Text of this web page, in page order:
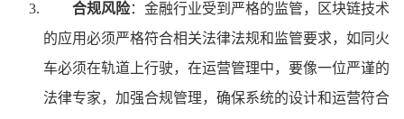
合规风险：金融行业受到严格的监管，区块链技术
的应用必须严格符合相关法律法规和监管要求，如同火
车必须在轨道上行驶，在运营管理中，要像一位严谨的
法律专家，加强合规管理，确保系统的设计和运营符合